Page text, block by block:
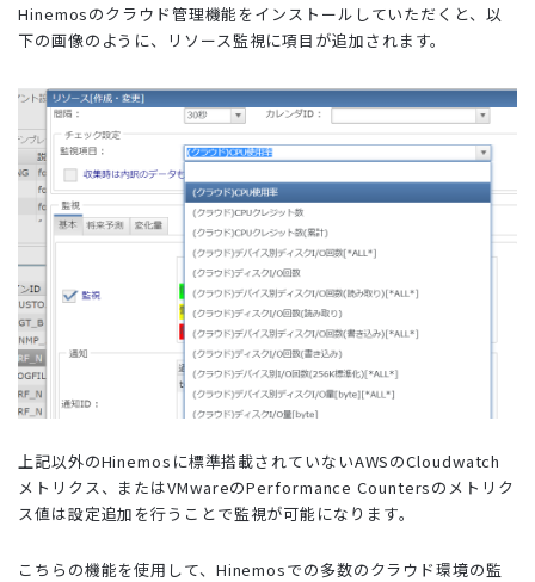
Hinemosのクラウド管理機能をインストールしていただくと、以
下の画像のように、リソース監視に項目が追加されます。
上記以外のHinemosに標準搭載されていないAWSのCloudwatch
メトリクス、またはVMwareのPerformance Countersのメトリク
ス値は設定追加を行うことで監視が可能になります。
こちらの機能を使用して、Hinemosでの多数のクラウド環境の監